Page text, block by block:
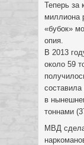
Теперь за
миллиона
«бубок»
опия.
В 2013
около 59
в
тоннами
МВД